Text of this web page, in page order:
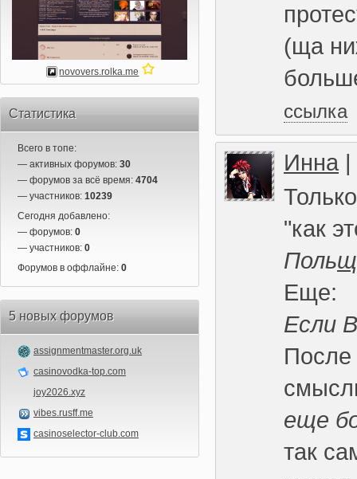
novovers.rolka.me
Статистика
Всего в топе:
— активных форумов: 30
— форумов за всё время: 4704
— участников: 10239
Сегодня добавлено:
— форумов: 0
— участников: 0
Форумов в оффлайне: 0
5 новых форумов
assignmentmaster.org.uk
casinovodka-top.com
joy2026.xyz
vibes.rusff.me
casinoselector-club.com
(ща
ссылка
Инна |
"как
Польщ
Еще:
Если
После
еще
так